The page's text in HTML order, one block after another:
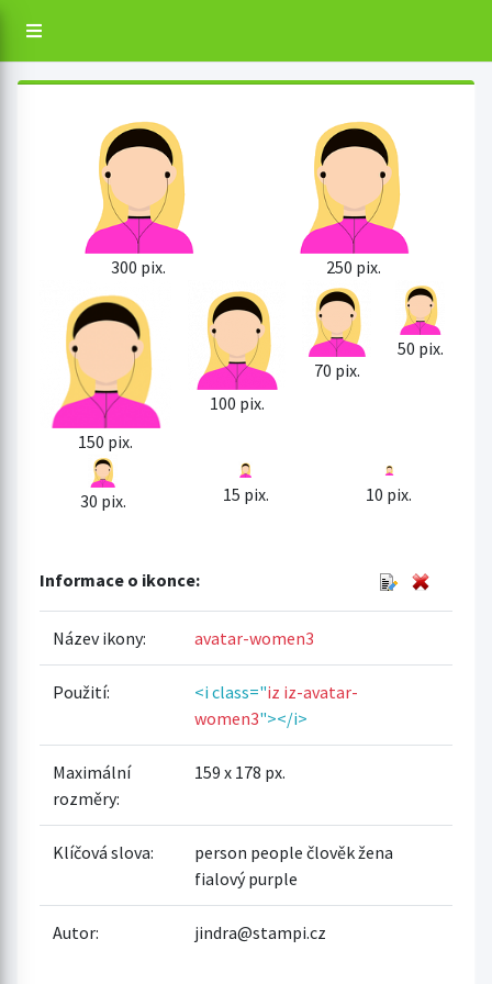
300 pix. 250 pix.
150 pix.
100 pix.
70 pix.
50 pix.
30 pix. 15 pix. 10 pix.
Informace o ikonce:
Název ikony: avatar-women3
Použití: <i class="iz iz-avatar-
women3"></i>
Maximální
rozměry:
159 x 178 px.
Klíčová slova:
person people člověk žena
fialový purple
Autor: jindra@stampi.cz